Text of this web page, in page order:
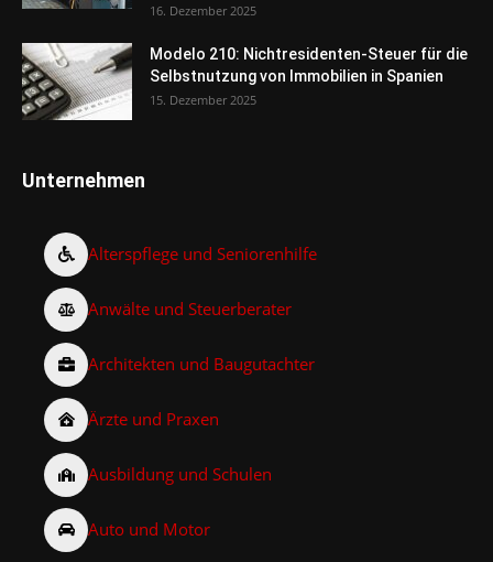
16. Dezember 2025
Modelo 210: Nichtresidenten-Steuer für die
Selbstnutzung von Immobilien in Spanien
15. Dezember 2025
Unternehmen
Alterspflege und Seniorenhilfe
Anwälte und Steuerberater
Architekten und Baugutachter
Ärzte und Praxen
Ausbildung und Schulen
Auto und Motor